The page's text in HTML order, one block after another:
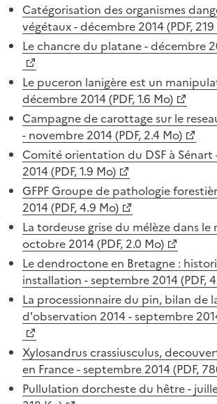
Catégorisation des organismes
végétaux - décembre 2014 (PDF,
Le chancre du platane - décembre
Le puceron lanigère est un
décembre 2014 (PDF, 1.6 Mo)
Campagne de carottage sur le
- novembre 2014 (PDF, 2.4 Mo)
Comité orientation du DSF à
2014 (PDF, 1.9 Mo)
GFPF Groupe de pathologie
2014 (PDF, 4.9 Mo)
La tordeuse grise du mélèze dans le
octobre 2014 (PDF, 2.0 Mo)
Le dendroctone en Bretagne :
installation - septembre 2014 (PDF,
La processionnaire du pin, bilan de
d'observation 2014 - septembre
Xylosandrus crassiusculus,
en France - septembre 2014 (PDF,
Pullulation dorcheste du hêtre -